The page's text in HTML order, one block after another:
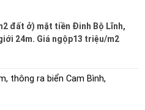
đất ở) mặt tiền Đinh Bộ Lĩnh,
24m. Giá ngộp13 triệu/m2